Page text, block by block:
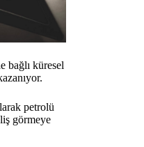
bağlı küresel
petrolü
görmeye